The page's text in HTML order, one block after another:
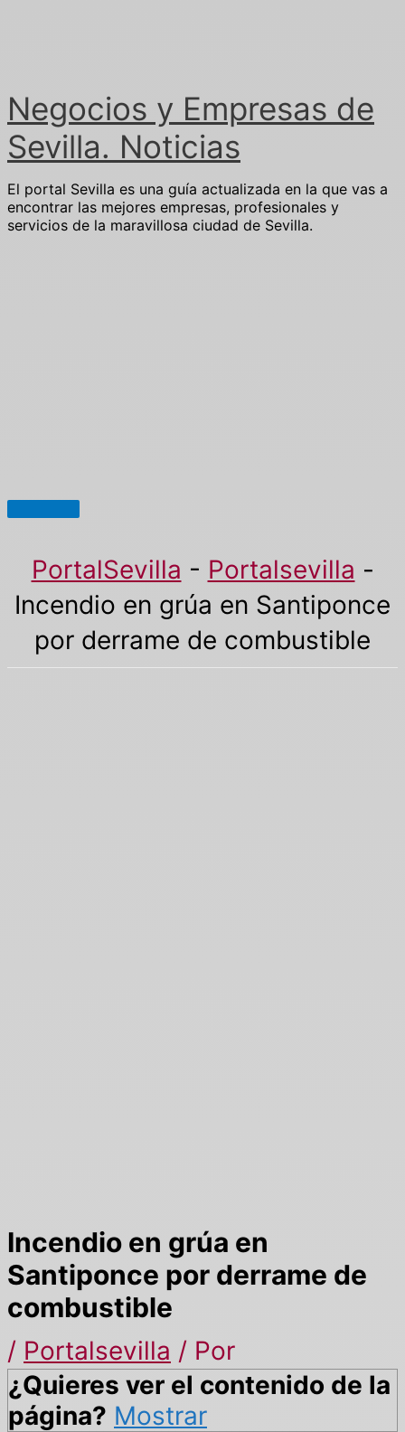
Negocios y Empresas de
Sevilla. Noticias
El portal Sevilla es una guía actualizada en la que vas a
encontrar las mejores empresas, profesionales y
servicios de la maravillosa ciudad de Sevilla.
Menú
PortalSevilla - Portalsevilla -
Incendio en grúa en Santiponce
por derrame de combustible
Incendio en grúa en
Santiponce por derrame de
combustible
/ Portalsevilla / Por
¿Quieres ver el contenido de la
página? Mostrar